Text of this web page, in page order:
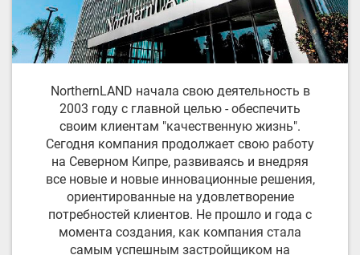
NorthernLAND начала свою деятельность в
2003 году с главной целью - обеспечить
своим клиентам "качественную жизнь".
Сегодня компания продолжает свою работу
на Северном Кипре, развиваясь и внедряя
все новые и новые инновационные решения,
ориентированные на удовлетворение
потребностей клиентов. Не прошло и года с
момента создания, как компания стала
самым успешным застройщиком на